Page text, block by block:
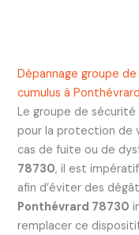
Dépannage groupe
cumulus à
Le groupe de
pour la protection de
cas de fuite ou de
78730, il est
afin d’éviter des
Ponthévrard 78730
remplacer ce